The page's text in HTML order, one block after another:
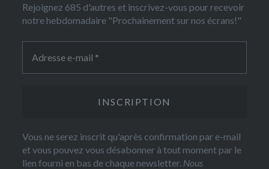
Rejoignez 685 d'autres et inscrivez-vous pour recevoir
notre hebdomadaire "Prochainement sur nos écrans!"
Vous ne serez inscrit qu'après confirmation par e-mail
et vous pouvez vous désabonner à tout moment par le
lien fourni en bas de chaque newsletter. Nous